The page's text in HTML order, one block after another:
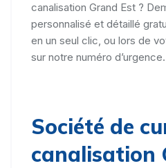
canalisation Grand Est ?
personnalisé et détaillé
en un seul clic, ou lors de
sur notre numéro d’urgence.
Société de
canalisation